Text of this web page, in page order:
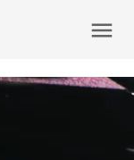
menu